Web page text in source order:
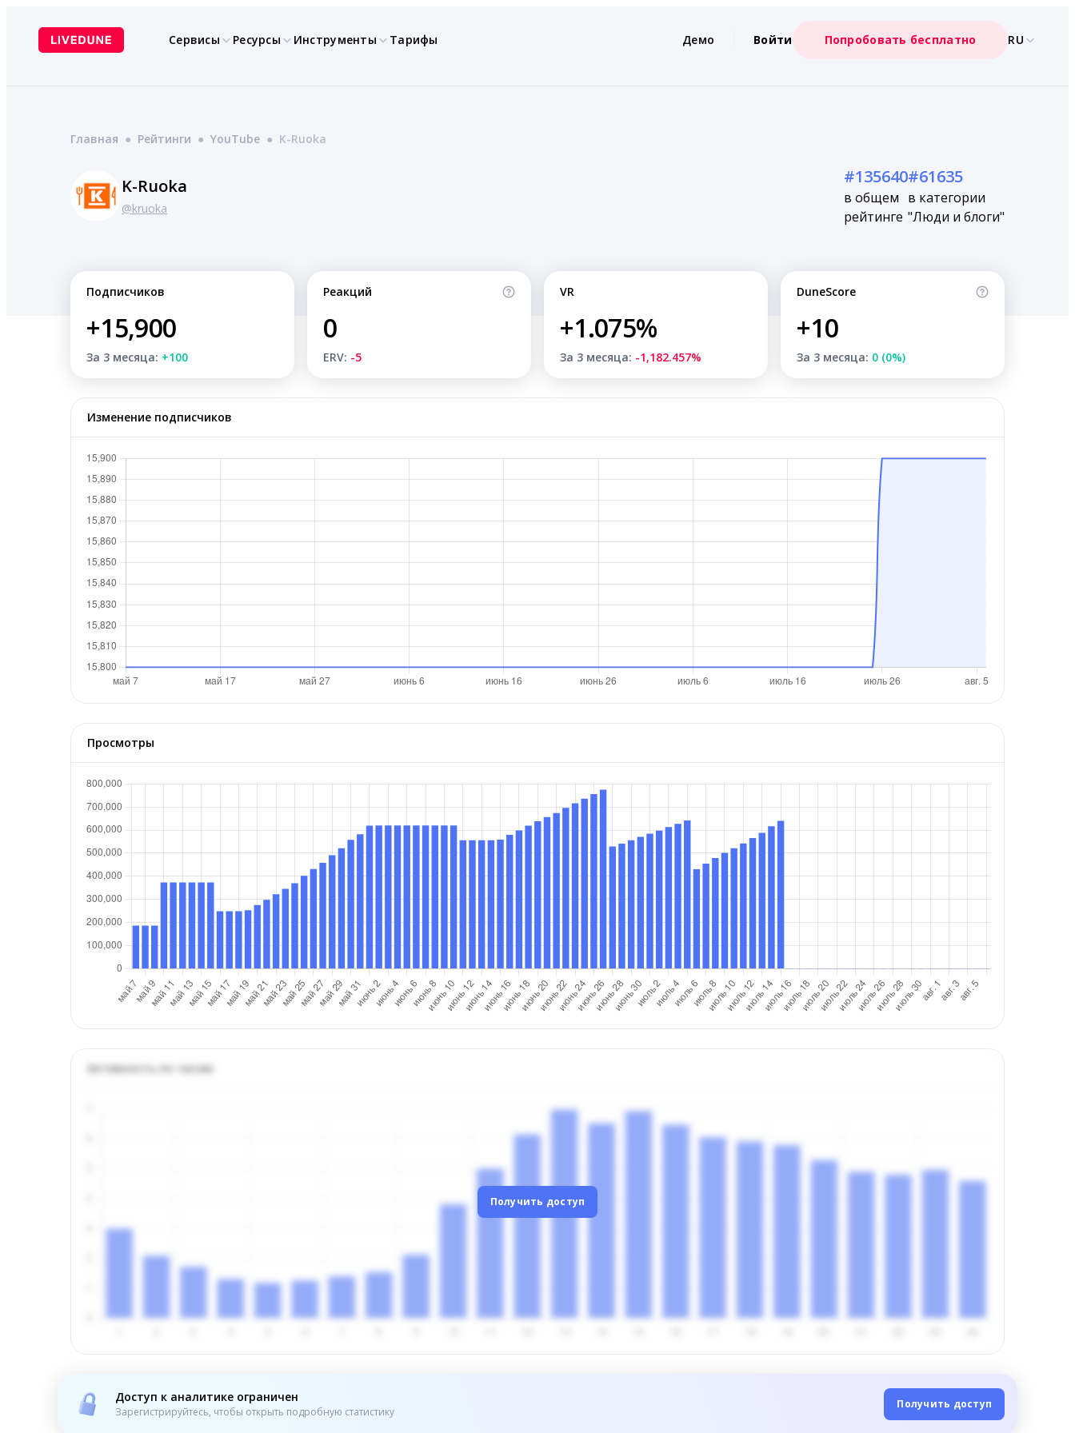
содержимому
Сервисы Ресурсы Инструменты Тарифы Демо Войти Попробовать бесплатно RU
Главная ● Рейтинги ● YouTube ● K-Ruoka
K-Ruoka
@kruoka
#135640
в общем
рейтинге
#61635
в категории
"Люди и блоги"
Подписчиков
+15,900
За 3 месяца: +100
Реакций
0
ERV: -5
VR
+1.075%
За 3 месяца: -1,182.457%
DuneScore
+10
За 3 месяца: 0 (0%)
Изменение подписчиков
Просмотры
Активность по часам
Получить доступ
Доступ к аналитике ограничен
Зарегистрируйтесь, чтобы открыть подробную статистику
Получить доступ